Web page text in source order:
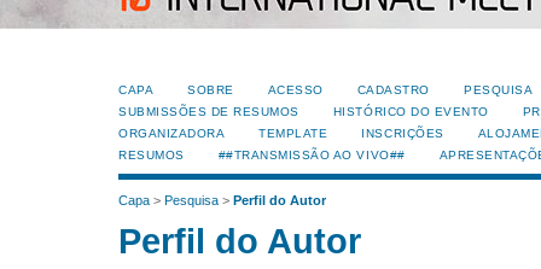
CAPA SOBRE ACESSO CADASTRO
PESQUISA
SUBMISSÕES DE RESUMOS
HISTÓRICO DO EVENTO
ORGANIZADORA
TEMPLATE INSCRIÇÕES
RESUMOS
##TRANSMISSÃO AO VIVO##
Capa > Pesquisa > Perfil do Autor
Perfil do Autor